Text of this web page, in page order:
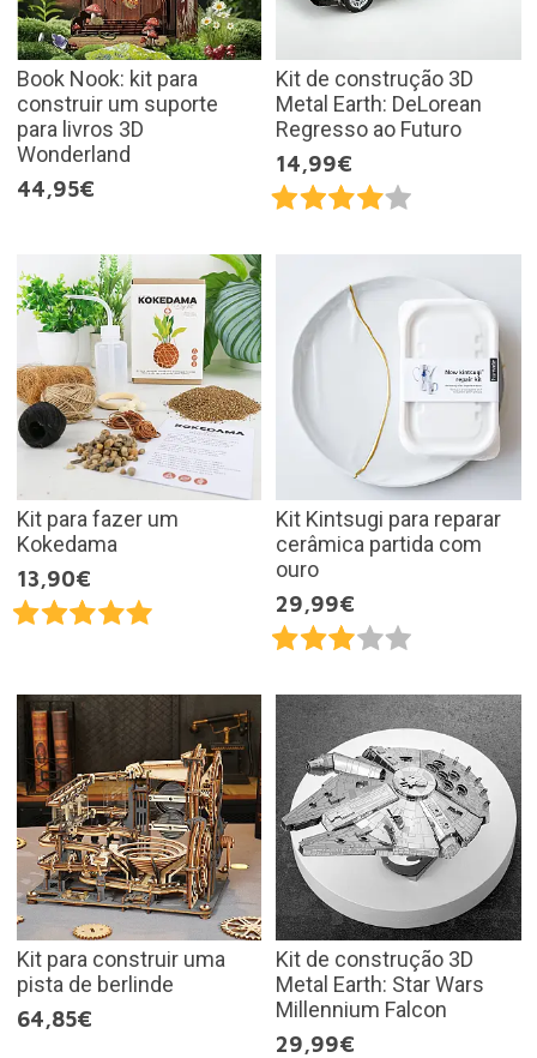
Book Nook: kit para
construir um suporte
para livros 3D
Wonderland
44,95€
Kit de construção 3D
Metal Earth: DeLorean
Regresso ao Futuro
14,99€
Kit para fazer um
Kokedama
13,90€
Kit Kintsugi para reparar
cerâmica partida com
ouro
29,99€
Kit para construir uma
pista de berlinde
64,85€
Kit de construção 3D
Metal Earth: Star Wars
Millennium Falcon
29,99€